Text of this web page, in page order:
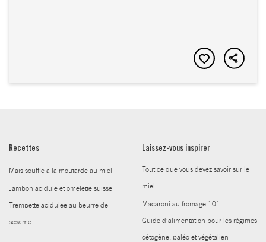
Recettes
Mais souffle a la moutarde au miel
Jambon acidule et omelette suisse
Trempette acidulee au beurre de
sesame
Laissez-vous inspirer
Tout ce que vous devez savoir sur le
miel
Macaroni au fromage 101
Guide d’alimentation pour les régimes
cétogène, paléo et végétalien